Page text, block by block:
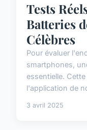
Tests
Batteries
Célèbres
Pour évaluer
smartphones,
essentielle.
l'application de
3 avril 2025